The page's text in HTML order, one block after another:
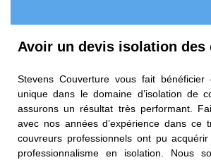
Avoir un devis isolation des
Stevens Couverture vous fait bénéficier
unique dans le domaine d’isolation de
assurons un résultat très performant.
avec nos années d’expérience dans ce
couvreurs professionnels ont pu
professionnalisme en isolation. Nous